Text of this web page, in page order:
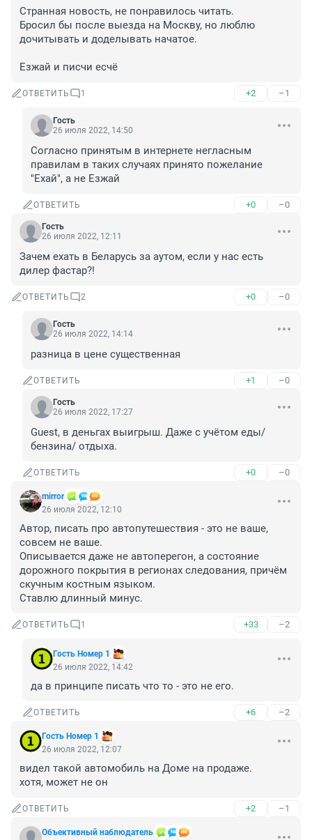
Странная новость, не понравилось читать.
Бросил бы после выезда на Москву, но люблю
дочитывать и доделывать начатое.
Езжай и писчи есчё
ОТВЕТИТЬ 1 +2 –1
Гость
26 июля 2022, 14:50
Согласно принятым в интернете негласным
правилам в таких случаях принято пожелание
"Ехай", а не Езжай
ОТВЕТИТЬ +0 –0
Гость
26 июля 2022, 12:11
Зачем ехать в Беларусь за аутом, если у нас есть
дилер фастар?!
ОТВЕТИТЬ 2 +0 –0
Гость
26 июля 2022, 14:14
разница в цене существенная
ОТВЕТИТЬ +1 –0
Гость
26 июля 2022, 17:27
Guest, в деньгах выигрыш. Даже с учётом еды/
бензина/ отдыха.
ОТВЕТИТЬ +0 –0
mirror
26 июля 2022, 12:10
Автор, писать про автопутешествия - это не ваше,
совсем не ваше.
Описывается даже не автоперегон, а состояние
дорожного покрытия в регионах следования, причём
скучным костным языком.
Ставлю длинный минус.
ОТВЕТИТЬ 1 +33 –2
Гость Номер 1
26 июля 2022, 14:42
да в принципе писать что то - это не его.
ОТВЕТИТЬ +6 –2
Гость Номер 1
26 июля 2022, 12:07
видел такой автомобиль на Доме на продаже.
хотя, может не он
ОТВЕТИТЬ +2 –1
Объективный наблюдатель